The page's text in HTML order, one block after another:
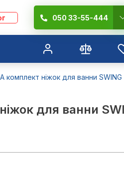
050 33-55-444
комплект ніжок для ванни SWING
для ванни